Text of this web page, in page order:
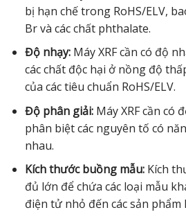
bị hạn chế trong RoHS/ELV,
Br và các chất phthalate.
Độ nhạy:Máy XRF cần có độ
các chất độc hại ở nồng độ
của các tiêu chuẩn RoHS/ELV.
Độ phân giải:Máy XRF cần có
phân biệt các nguyên tố có
nhau.
Kích thước buồng mẫu:Kích
đủ lớn để chứa các loại mẫu
điện tử nhỏ đến các sản phẩm